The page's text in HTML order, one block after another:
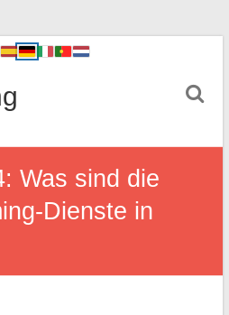
Was sind die
Dienste in